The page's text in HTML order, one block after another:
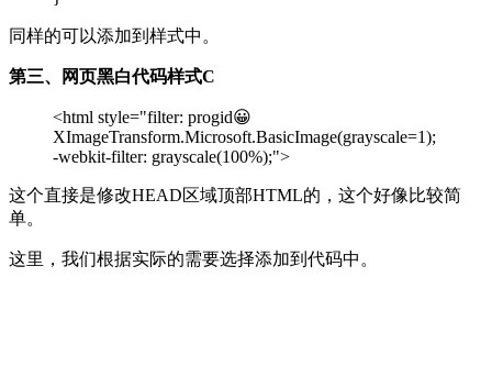
同样的可以添加到样式中。
第三、网页黑白代码样式C
<html style="filter: progid😀
XImageTransform.Microsoft.BasicImage(grayscale=1);
-webkit-filter: grayscale(100%);">
这个直接是修改HEAD区域顶部HTML的，这个好像比较简
单。
这里，我们根据实际的需要选择添加到代码中。